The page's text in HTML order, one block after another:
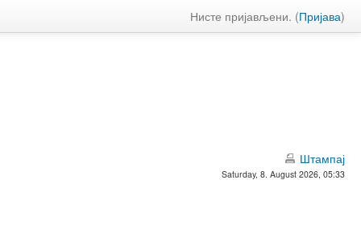
Нисте пријављени. (Пријава)
Штампај
Saturday, 8. August 2026, 05:33